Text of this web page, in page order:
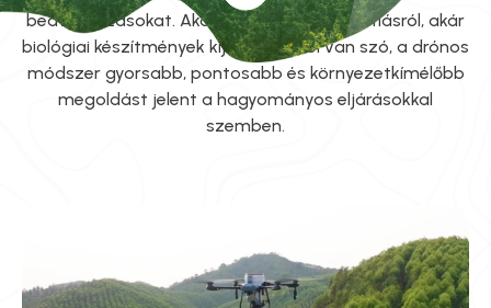
beavatkozásokat. Akár tápanyag-utánpótlásról, akár
biológiai készítmények kijuttatásáról van szó, a drónos
módszer gyorsabb, pontosabb és környezetkímélőbb
megoldást jelent a hagyományos eljárásokkal
szemben.